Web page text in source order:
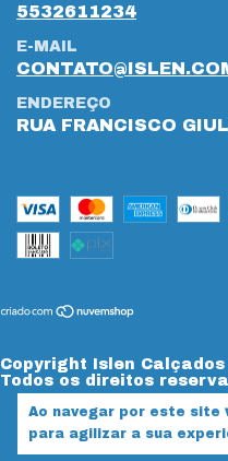
Ao navegar por este site
para agilizar a sua
5532611234
E-MAIL
ENDEREÇO
RUA FRANCISCO
Copyright Islen Calçados
Todos os direitos